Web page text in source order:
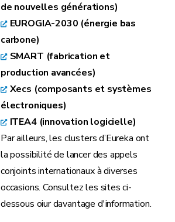
de nouvelles générations)
EUROGIA-2030 (énergie bas
carbone)
SMART (fabrication et
production avancées)
Xecs (composants et systèmes
électroniques)
ITEA4 (innovation logicielle)
Par ailleurs, les clusters d’Eureka ont
la possibilité de lancer des appels
conjoints internationaux à diverses
occasions. Consultez les sites ci-
dessous oiur davantage d'information.